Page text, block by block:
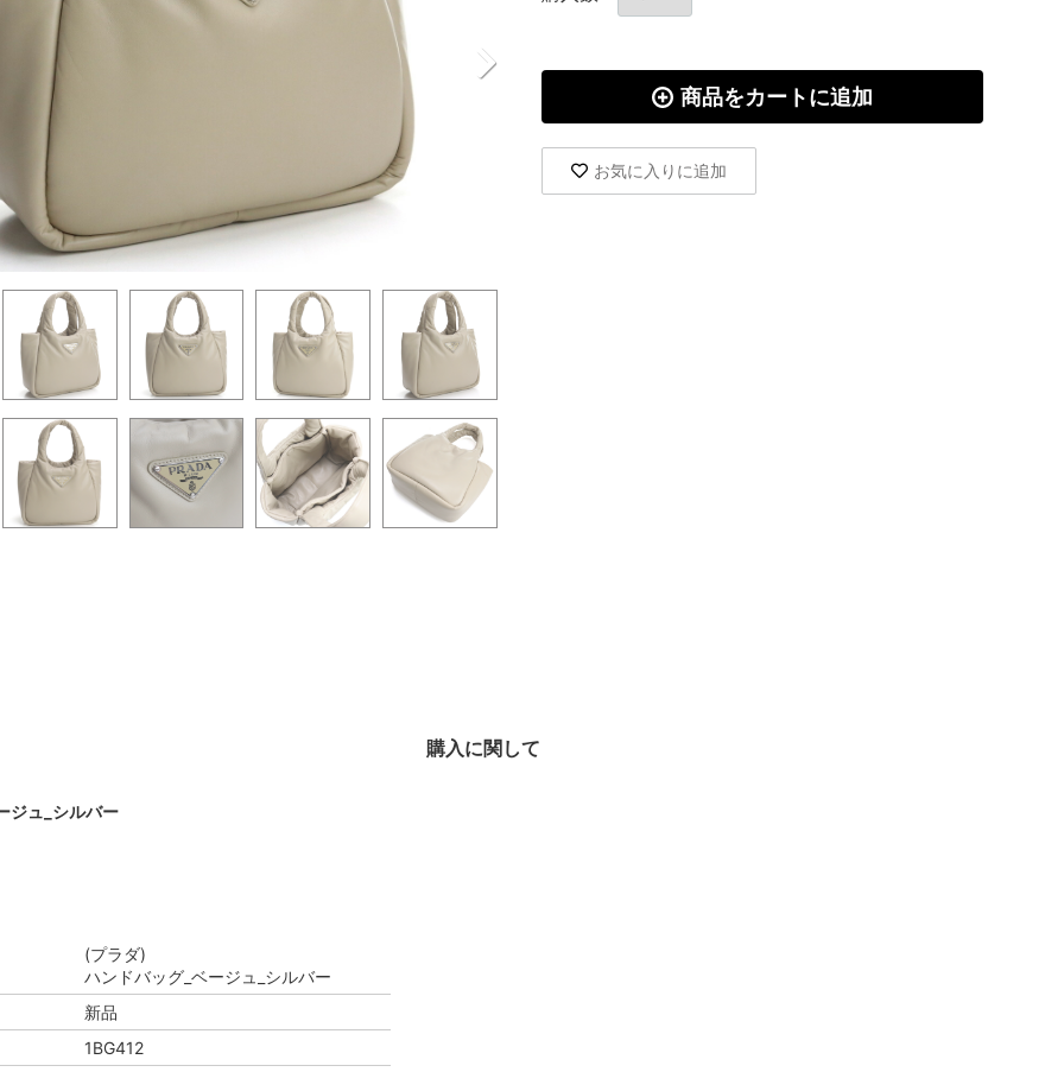
商品をカートに追加
お気に入りに追加
購入に関して
ジュ_シルバー
(プラダ)
ハンドバッグ_ベージュ_シルバー
新品
1BG412